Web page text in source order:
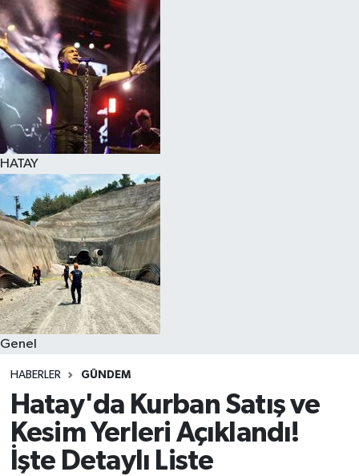
HATAY
Genel
HABERLER GÜNDEM
Hatay'da Kurban Satış ve
Kesim Yerleri Açıklandı!
İşte Detaylı Liste
Spor
Teknoloji
Yaşam